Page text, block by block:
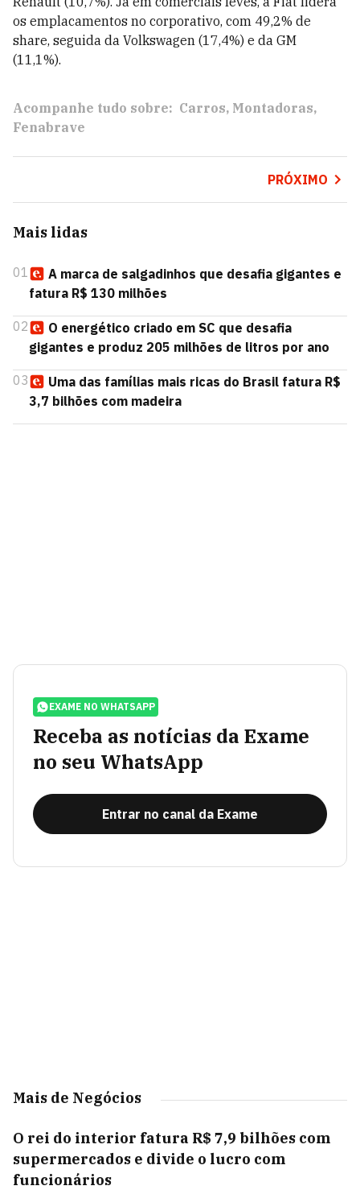
os emplacamentos no corporativo, com 49,2% de
share, seguida da Volkswagen (17,4%) e da GM
(11,1%).
Acompanhe tudo sobre: Carros Montadoras
Fenabrave
PRÓXIMO
Mais lidas
01
A marca de salgadinhos que desafia gigantes e
fatura R$ 130 milhões
02
O energético criado em SC que desafia
gigantes e produz 205 milhões de litros por ano
03
Uma das famílias mais ricas do Brasil fatura R$
3,7 bilhões com madeira
EXAME NO WHATSAPP
Receba as notícias da Exame
no seu WhatsApp
Entrar no canal da Exame
Mais de Negócios
O rei do interior fatura R$ 7,9 bilhões com
supermercados e divide o lucro com
funcionários